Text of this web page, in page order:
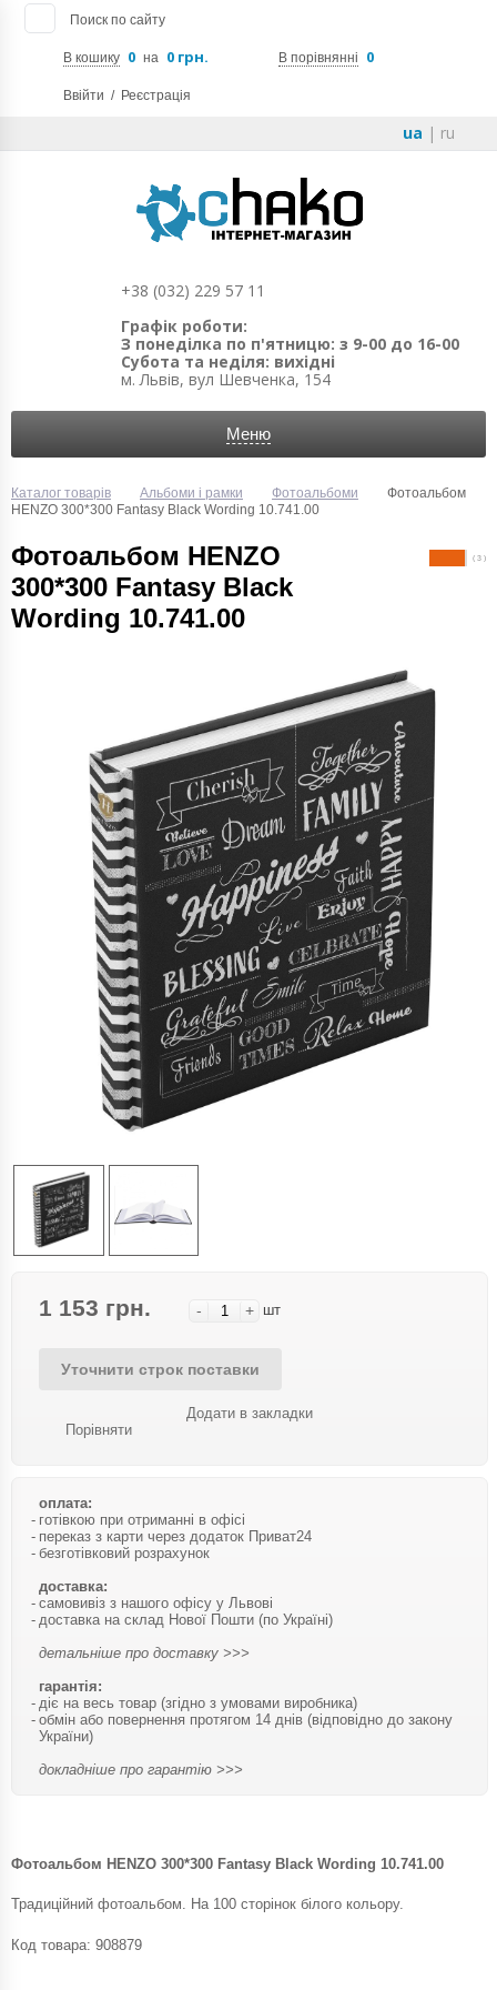
Поиск по сайту
В кошику 0 на 0 грн. В порівнянні 0
Ввійти / Реєстрація
ua | ru
+38 (032) 229 57 11
Графік роботи:
З понеділка по п'ятницю: з 9-00 до 16-00
Субота та неділя: вихідні
м. Львів, вул Шевченка, 154
Меню
Каталог товарів Альбоми і рамки Фотоальбоми
Фотоальбом
HENZO 300*300 Fantasy Black Wording 10.741.00
Фотоальбом HENZO
300*300 Fantasy Black
Wording 10.741.00
( 3 )
1 153 грн. - + шт
Уточнити строк поставки
Порівняти
Додати в закладки
оплата:
готівкою при отриманні в офісі
переказ з карти через додаток Приват24
безготівковий розрахунок
доставка:
самовивіз з нашого офісу у Львові
доставка на склад Нової Пошти (по Україні)
детальніше про доставку >>>
гарантія:
діє на весь товар (згідно з умовами виробника)
обмін або повернення протягом 14 днів (відповідно до закону
України)
докладніше про гарантію >>>
Фотоальбом HENZO 300*300 Fantasy Black Wording 10.741.00
Традиційний фотоальбом. На 100 сторінок білого кольору.
Код товара: 908879